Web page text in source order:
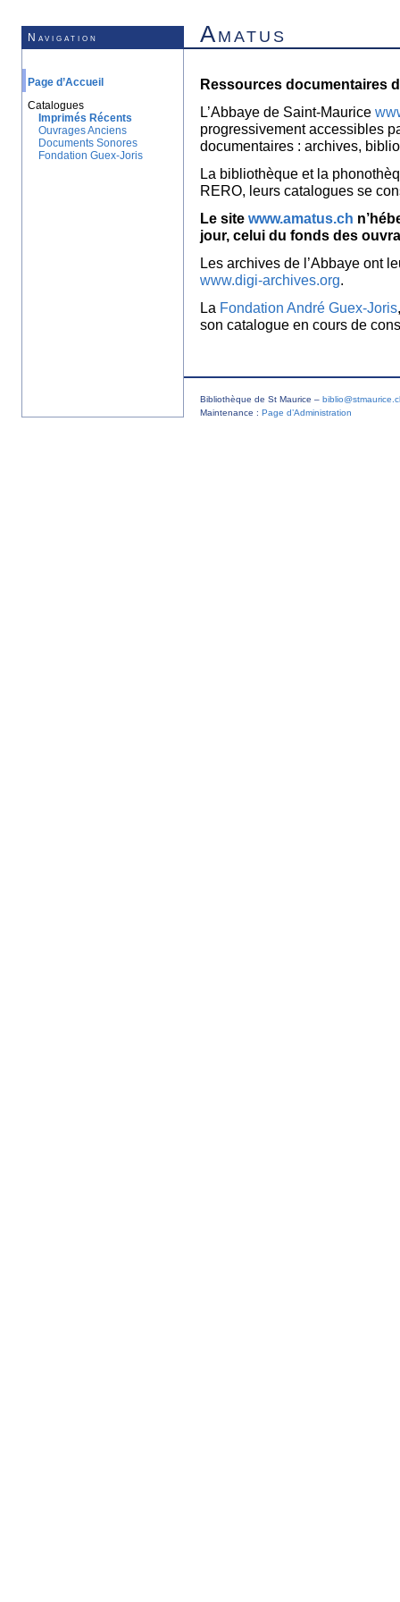
Navigation Amatus
Page d’Accueil
Catalogues
Imprimés Récents
Ouvrages Anciens
Documents Sonores
Fondation Guex-Joris
Ressources documentaires
L’Abbaye de Saint-Maurice
progressivement accessibles
documentaires : archives,
La bibliothèque et la
RERO, leurs catalogues se
Le site www.amatus.ch
jour, celui du fonds des
Les archives de l’Abbaye ont
www.digi-archives.org.
La Fondation André Guex-Joris
son catalogue en cours de
Bibliothèque de St Maurice –
Maintenance : Page d’Administration